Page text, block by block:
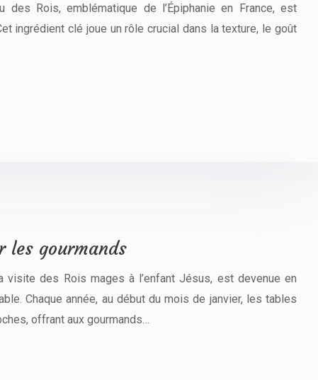
Rois, emblématique de l’Épiphanie en France, est
ingrédient clé joue un rôle crucial dans la texture, le goût
les gourmands
visite des Rois mages à l’enfant Jésus, est devenue en
Chaque année, au début du mois de janvier, les tables
offrant aux gourmands…